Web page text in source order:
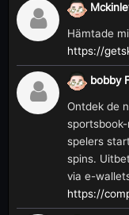
Hämtade
https://
bobby
Ontdek de
spelers
spins.
via e-
https://